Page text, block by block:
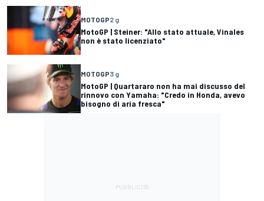
MOTOGP2 g
MotoGP | Steiner: "Allo stato attuale, Vinales
non è stato licenziato"
MOTOGP3 g
MotoGP | Quartararo non ha mai discusso del
rinnovo con Yamaha: "Credo in Honda, avevo
bisogno di aria fresca"